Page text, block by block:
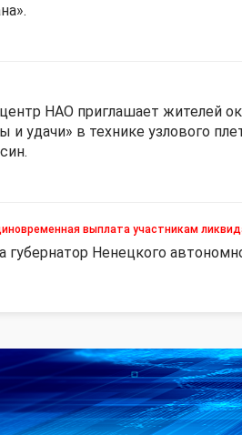
НАО приглашает жителей
и удачи» в технике узлового
выплата участникам
Ненецкого